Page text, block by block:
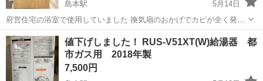
島本駅
5月14日
府営住宅の浴室で使用していました 換気扇のおかげでカビが全く発生
しませんでした どうぞよろしくお願い致します
大阪 三島郡 島本駅 季節、空調家電
値下げしました！ RUS-V51XT(W)給湯器 都
市ガス用 2018年製
7,500円